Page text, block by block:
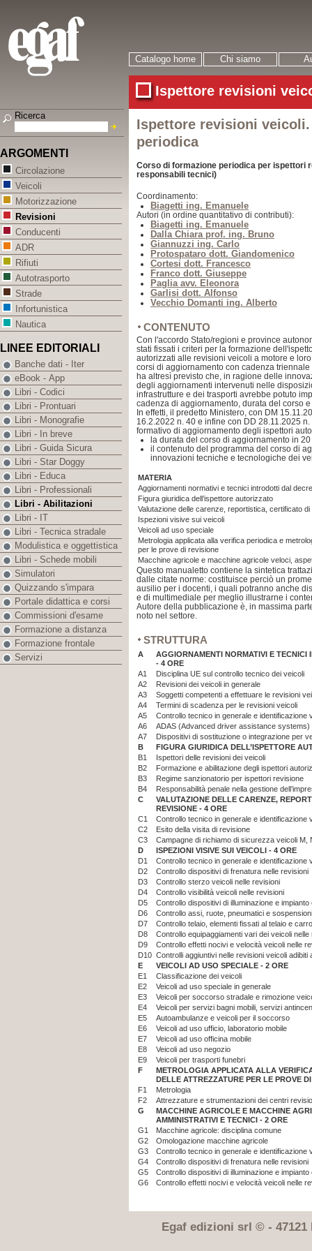
Catalogo home Chi siamo
Ispettore revisioni
Ispettore revisioni veicoli.
periodica
Corso di formazione periodica per ispettori
responsabili tecnici)
Coordinamento:
Biagetti ing. Emanuele
Autori (in ordine quantitativo di contributi):
Biagetti ing. Emanuele
Dalla Chiara prof. ing. Bruno
Giannuzzi ing. Carlo
Protospataro dott. Giandomenico
Cortesi dott. Francesco
Franco dott. Giuseppe
Paglia avv. Eleonora
Garlisi dott. Alfonso
Vecchio Domanti ing. Alberto
CONTENUTO
Con l'accordo Stato/regioni e province
stati fissati i criteri per la formazione
autorizzati alle revisioni veicoli a motore e
corsi di aggiornamento con cadenza
ha altresì previsto che, in ragione delle
degli aggiornamenti intervenuti nelle
infrastrutture e dei trasporti avrebbe potuto
cadenza di aggiornamento, durata del corso
In effetti, il predetto Ministero, con DM
16.2.2022 n. 40 e infine con DD 28.11.2025
formativo di aggiornamento degli ispettori
la durata del corso di aggiornamento in
il contenuto del programma del corso di
innovazioni tecniche e tecnologiche dei
MATERIA
Aggiornamenti normativi e tecnici introdotti dal
Figura giuridica dell’ispettore autorizzato
Valutazione delle carenze, reportistica, certificato
Ispezioni visive sui veicoli
Veicoli ad uso speciale
Metrologia applicata alla verifica periodica e
per le prove di revisione
Macchine agricole e macchine agricole veloci,
Questo manualetto contiene la sintetica
dalle citate norme: costituisce perciò un
ausilio per i docenti, i quali potranno anche
e di multimediale per meglio illustrarne i
Autore della pubblicazione è, in massima
noto nel settore.
STRUTTURA
A
AGGIORNAMENTI NORMATIVI E TECNICI
- 4 ORE
A1
Disciplina UE sul controllo tecnico dei veicoli
A2
Revisioni dei veicoli in generale
A3
Soggetti competenti a effettuare le revisioni
A4
Termini di scadenza per le revisioni veicoli
A5
Controllo tecnico in generale e identificazione
A6
ADAS (Advanced driver assistance systems)
A7
Dispositivi di sostituzione o integrazione per
B
FIGURA GIURIDICA DELL’ISPETTORE
B1
Ispettori delle revisioni dei veicoli
B2
Formazione e abilitazione degli ispettori
B3
Regime sanzionatorio per ispettori revisione
B4
Responsabilità penale nella gestione
C
VALUTAZIONE DELLE CARENZE,
REVISIONE - 4 ORE
C1
Controllo tecnico in generale e identificazione
C2
Esito della visita di revisione
C3
Campagne di richiamo di sicurezza veicoli M,
D
ISPEZIONI VISIVE SUI VEICOLI - 4 ORE
D1
Controllo tecnico in generale e identificazione
D2
Controllo dispositivi di frenatura nelle revisioni
D3
Controllo sterzo veicoli nelle revisioni
D4
Controllo visibilità veicoli nelle revisioni
D5
Controllo dispositivi di illuminazione e
D6
Controllo assi, ruote, pneumatici e
D7
Controllo telaio, elementi fissati al telaio e
D8
Controllo equipaggiamenti vari dei veicoli nelle
D9
Controllo effetti nocivi e velocità veicoli nelle
D10 Controlli aggiuntivi nelle revisioni veicoli
E
VEICOLI AD USO SPECIALE - 2 ORE
E1
Classificazione dei veicoli
E2
Veicoli ad uso speciale in generale
E3
Veicoli per soccorso stradale e rimozione
E4
Veicoli per servizi bagni mobili, servizi
E5
Autoambulanze e veicoli per il soccorso
E6
Veicoli ad uso ufficio, laboratorio mobile
E7
Veicoli ad uso officina mobile
E8
Veicoli ad uso negozio
E9
Veicoli per trasporti funebri
F
METROLOGIA APPLICATA ALLA
DELLE ATTREZZATURE PER LE PROVE
F1
Metrologia
F2
Attrezzature e strumentazioni dei centri
G
MACCHINE AGRICOLE E MACCHINE
AMMINISTRATIVI E TECNICI - 2 ORE
G1
Macchine agricole: disciplina comune
G2
Omologazione macchine agricole
G3
Controllo tecnico in generale e identificazione
G4
Controllo dispositivi di frenatura nelle revisioni
G5
Controllo dispositivi di illuminazione e
G6
Controllo effetti nocivi e velocità veicoli nelle
Egaf edizioni srl © - 47121
Ricerca
ARGOMENTI
Circolazione
Veicoli
Motorizzazione
Revisioni
Conducenti
ADR
Rifiuti
Autotrasporto
Strade
Infortunistica
Nautica
LINEE EDITORIALI
Banche dati - Iter
eBook - App
Libri - Codici
Libri - Prontuari
Libri - Monografie
Libri - In breve
Libri - Guida Sicura
Libri - Star Doggy
Libri - Educa
Libri - Professionali
Libri - Abilitazioni
Libri - IT
Libri - Tecnica stradale
Modulistica e oggettistica
Libri - Schede mobili
Simulatori
Quizzando s'impara
Portale didattica e corsi
Commissioni d'esame
Formazione a distanza
Formazione frontale
Servizi